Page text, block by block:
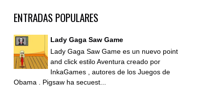
ENTRADAS POPULARES
Lady Gaga Saw Game
Lady Gaga Saw Game es un nuevo point
and click estilo Aventura creado por
InkaGames , autores de los Juegos de
Obama . Pigsaw ha secuest...